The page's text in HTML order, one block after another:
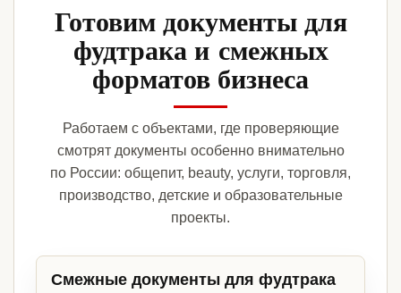
Готовим документы для
фудтрака и смежных
форматов бизнеса
Работаем с объектами, где проверяющие
смотрят документы особенно внимательно
по России: общепит, beauty, услуги, торговля,
производство, детские и образовательные
проекты.
Смежные документы для фудтрака